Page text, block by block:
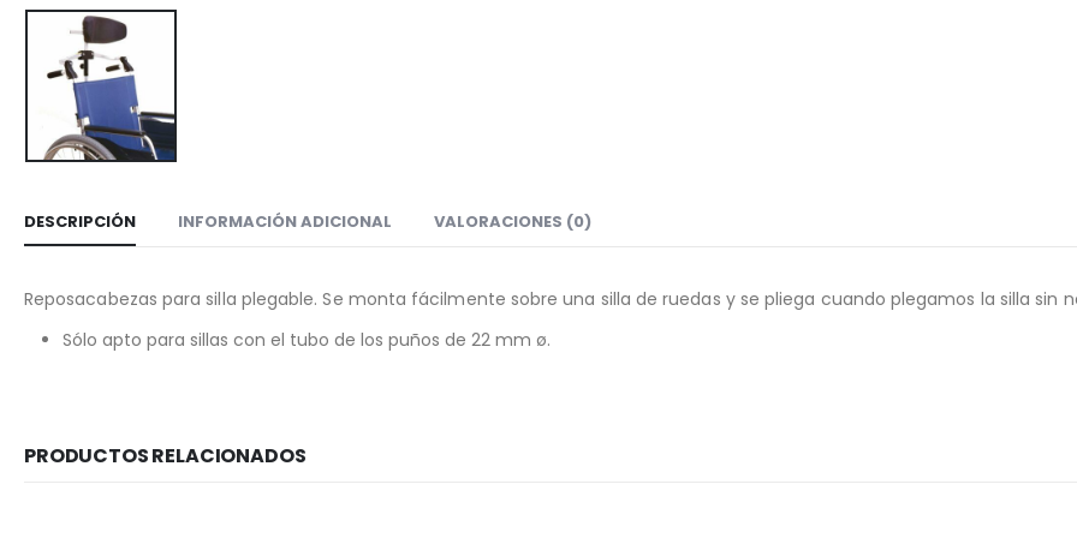
DESCRIPCIÓN INFORMACIÓN ADICIONAL VALORACIONES (0)
Reposacabezas para silla plegable. Se monta fácilmente sobre una silla de ruedas y se pliega cuando plegamos la silla sin
Sólo apto para sillas con el tubo de los puños de 22 mm ø.
PRODUCTOS RELACIONADOS